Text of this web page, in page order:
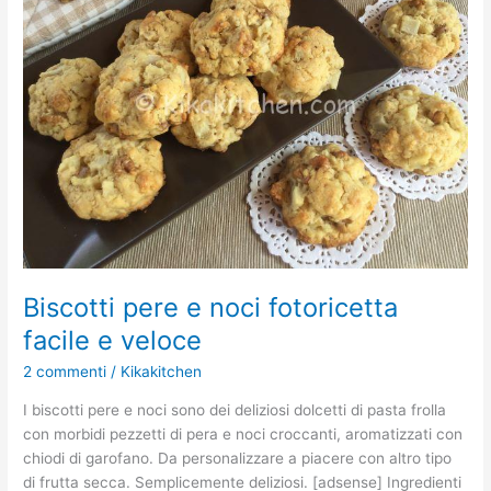
Biscotti pere e noci fotoricetta
facile e veloce
2 commenti / Kikakitchen
I biscotti pere e noci sono dei deliziosi dolcetti di pasta frolla
con morbidi pezzetti di pera e noci croccanti, aromatizzati con
chiodi di garofano. Da personalizzare a piacere con altro tipo
di frutta secca. Semplicemente deliziosi. [adsense] Ingredienti
noci
fotoricetta
facile
e
veloce